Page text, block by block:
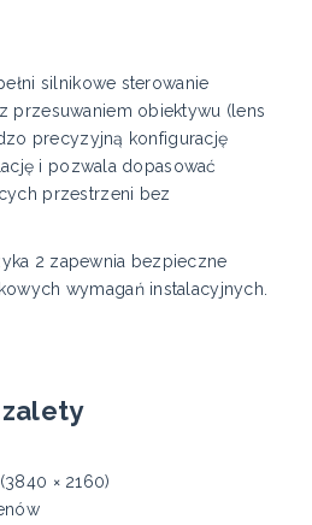
silnikowe sterowanie
przesuwaniem obiektywu (lens
precyzyjną konfigurację
i pozwala dopasować
przestrzeni bez
2 zapewnia bezpieczne
wymagań instalacyjnych.
zalety
× 2160)